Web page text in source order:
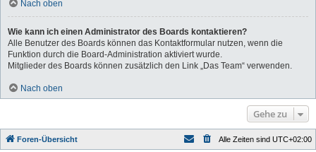
Nach oben
Wie kann ich einen Administrator des Boards kontaktieren?
Alle Benutzer des Boards können das Kontaktformular nutzen, wenn die
Funktion durch die Board-Administration aktiviert wurde.
Mitglieder des Boards können zusätzlich den Link „Das Team“ verwenden.
Nach oben
Gehe zu
Foren-Übersicht Alle Zeiten sind UTC+02:00